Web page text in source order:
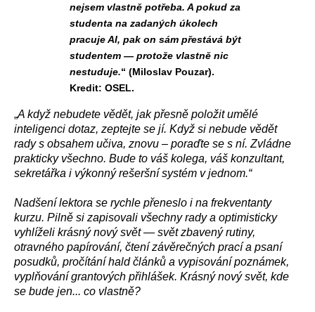
nejsem vlastně potřeba. A pokud za
studenta na zadaných úkolech
pracuje AI, pak on sám přestává být
studentem — protože vlastně nic
nestuduje.“ (Miloslav Pouzar).
Kredit: OSEL.
„A když nebudete vědět, jak přesně položit umělé
inteligenci dotaz, zeptejte se jí. Když si nebude vědět
rady s obsahem učiva, znovu – poraďte se s ní. Zvládne
prakticky všechno. Bude to váš kolega, váš konzultant,
sekretářka i výkonný rešeršní systém v jednom.“
Nadšení lektora se rychle přeneslo i na frekventanty
kurzu. Pilně si zapisovali všechny rady a optimisticky
vyhlíželi krásný nový svět — svět zbavený rutiny,
otravného papírování, čtení závěrečných prací a psaní
posudků, pročítání hald článků a vypisování poznámek,
vyplňování grantových přihlášek. Krásný nový svět, kde
se bude jen... co vlastně?